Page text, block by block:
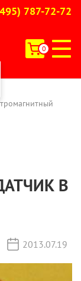
787-72-72
0
В
2013.07.19